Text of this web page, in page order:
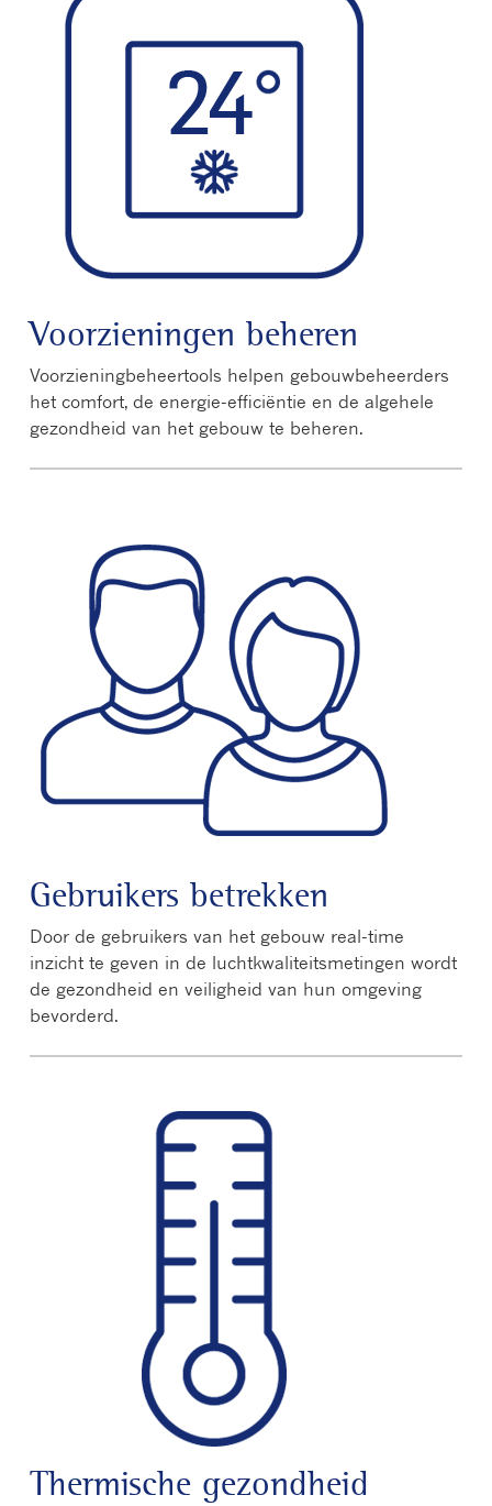
Voorzieningen beheren
Voorzieningbeheertools helpen gebouwbeheerders
het comfort, de energie-efficiëntie en de algehele
gezondheid van het gebouw te beheren.
Gebruikers betrekken
Door de gebruikers van het gebouw real-time
inzicht te geven in de luchtkwaliteitsmetingen wordt
de gezondheid en veiligheid van hun omgeving
bevorderd.
Thermische gezondheid